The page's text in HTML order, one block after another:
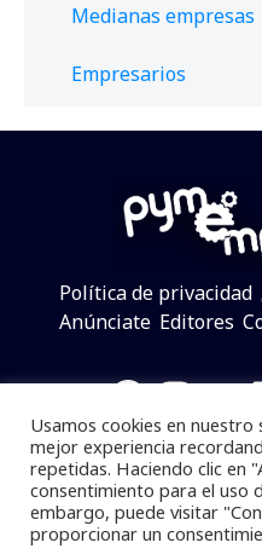
Medianas empresas
Empresarios
Política de privacidad
Anúnciate Editores
Pymempresario © 2025
Se prohibe el uso de la
Usamos cookies en
mejor experiencia
repetidas. Haciendo clic en
consentimiento para el uso
embargo, puede visitar
proporcionar un